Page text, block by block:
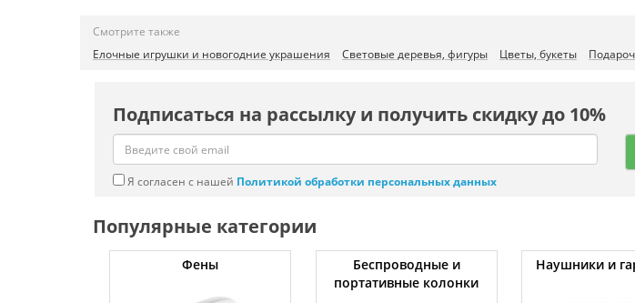
Смотрите также
Елочные игрушки и новогодние украшения
Световые деревья, фигуры Цветы, букеты
Подписаться на рассылку и получить скидку до 10%
Я согласен с нашей Политикой обработки персональных данных
Популярные категории
Фены
Беспроводные и
портативные колонки
Наушники и